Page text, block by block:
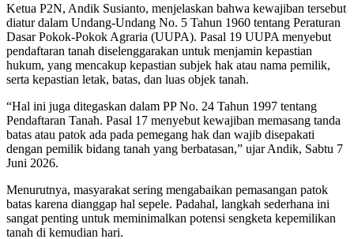
Ketua P2N, Andik Susianto, menjelaskan bahwa kewajiban tersebut
diatur dalam Undang-Undang No. 5 Tahun 1960 tentang Peraturan
Dasar Pokok-Pokok Agraria (UUPA). Pasal 19 UUPA menyebut
pendaftaran tanah diselenggarakan untuk menjamin kepastian
hukum, yang mencakup kepastian subjek hak atau nama pemilik,
serta kepastian letak, batas, dan luas objek tanah.
“Hal ini juga ditegaskan dalam PP No. 24 Tahun 1997 tentang
Pendaftaran Tanah. Pasal 17 menyebut kewajiban memasang tanda
batas atau patok ada pada pemegang hak dan wajib disepakati
dengan pemilik bidang tanah yang berbatasan,” ujar Andik, Sabtu 7
Juni 2026.
Menurutnya, masyarakat sering mengabaikan pemasangan patok
batas karena dianggap hal sepele. Padahal, langkah sederhana ini
sangat penting untuk meminimalkan potensi sengketa kepemilikan
tanah di kemudian hari.